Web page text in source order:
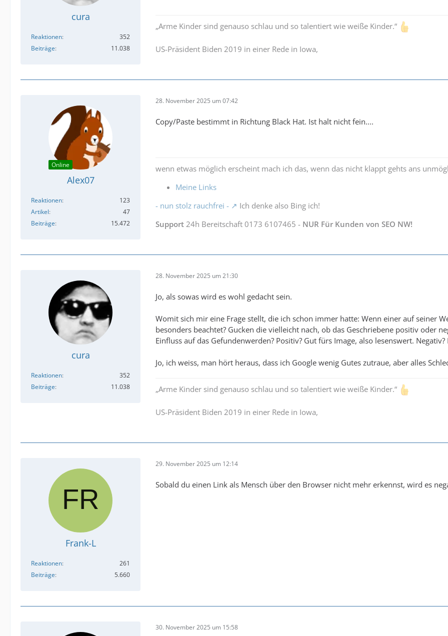
cura
Reaktionen
352
Beiträge
11.038
„Arme Kinder sind genauso schlau und so talentiert wie weiße Kinder.“
US-Präsident Biden 2019 in einer Rede in Iowa,
Online
Alex07
Reaktionen
123
Artikel
47
Beiträge
15.472
28. November 2025 um 07:42
Copy/Paste bestimmt in Richtung Black Hat. Ist halt nicht fein....
wenn etwas möglich erscheint mach ich das, wenn das nicht klappt gehts ans
Meine Links
- nun stolz rauchfrei -
Ich denke also Bing ich!
Support 24h Bereitschaft 0173 6107465 - NUR Für Kunden von SEO NW!
cura
Reaktionen
352
Beiträge
11.038
28. November 2025 um 21:30
Jo, als sowas wird es wohl gedacht sein.
Womit sich mir eine Frage stellt, die ich schon immer hatte: Wenn einer auf seiner
besonders beachtet? Gucken die vielleicht nach, ob das Geschriebene positiv oder
Einfluss auf das Gefundenwerden? Positiv? Gut fürs Image, also lesenswert. Negativ?
Jo, ich weiss, man hört heraus, dass ich Google wenig Gutes zutraue, aber alles
„Arme Kinder sind genauso schlau und so talentiert wie weiße Kinder.“
US-Präsident Biden 2019 in einer Rede in Iowa,
Frank-L
Reaktionen
261
Beiträge
5.660
29. November 2025 um 12:14
Sobald du einen Link als Mensch über den Browser nicht mehr erkennst, wird es
30. November 2025 um 15:58